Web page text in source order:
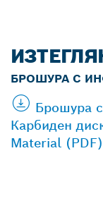
БРОШУРА С
Брошура
Карбиден
Material (PDF)